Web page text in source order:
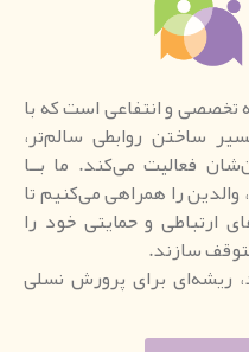
و انتفاعی است که با
ساختن روابطی سالم‌تر،
فعالیت می‌کند. ما بــا
را همراهی می‌کنیم تا
ارتباطی و حمایتی خود را
سازند.
ریشه‌ای برای پرورش نسلی